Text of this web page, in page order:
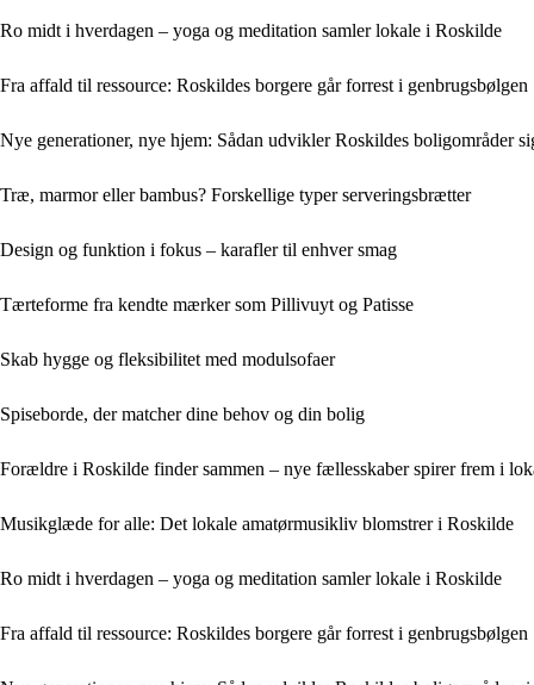
Ro midt i hverdagen – yoga og meditation samler lokale i Roskilde
Fra affald til ressource: Roskildes borgere går forrest i genbrugsbølgen
Nye generationer, nye hjem: Sådan udvikler Roskildes boligområder
Træ, marmor eller bambus? Forskellige typer serveringsbrætter
Design og funktion i fokus – karafler til enhver smag
Tærteforme fra kendte mærker som Pillivuyt og Patisse
Skab hygge og fleksibilitet med modulsofaer
Spiseborde, der matcher dine behov og din bolig
Forældre i Roskilde finder sammen – nye fællesskaber spirer frem i
Musikglæde for alle: Det lokale amatørmusikliv blomstrer i Roskilde
Ro midt i hverdagen – yoga og meditation samler lokale i Roskilde
Fra affald til ressource: Roskildes borgere går forrest i genbrugsbølgen